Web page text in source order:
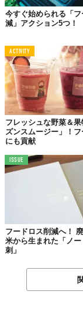
今すぐ始められる「フ
減」アクション5つ！
ACTIVITY
フレッシュな野菜＆
ズンスムージー」！
にも貢献
ISSUE
フードロス削減へ！
米から生まれた「ノー
刺」